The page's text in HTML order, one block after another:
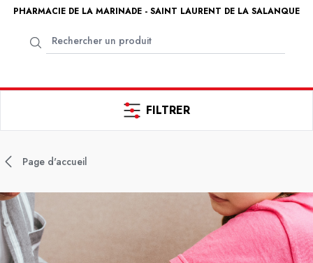
PHARMACIE DE LA MARINADE - SAINT LAURENT DE LA SALANQUE
FILTRER
Page d'accueil